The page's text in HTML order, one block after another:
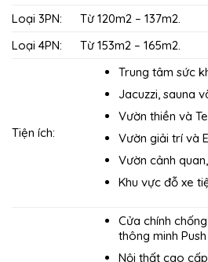
Loại 3PN:
Từ 120m2 – 137m2.
Loại 4PN:
Từ 153m2 – 165m2.
Tiện ích:
Trung tâm sức
Jacuzzi, sauna
Vườn thiền và
Vườn giải trí và
Vườn cảnh
Khu vực đỗ xe
Cửa chính
thông minh Push
Nội thất cao